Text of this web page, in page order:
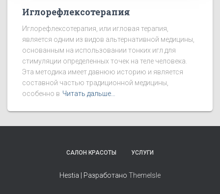
Иглорефлексотерапия
Иглорефлексотерапия, или игловая терапия,
является одним из видов альтернативной медицины,
основанным на использовании тонких игл для
стимуляции определенных точек на теле человека.
Эта методика имеет давнюю историю и является
составной частью традиционной медицины,
особенно в Читать дальше…
САЛОН КРАСОТЫ УСЛУГИ
Hestia | Разработано ThemeIsle